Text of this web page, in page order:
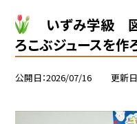
いずみ学級
ろこぶジュースを作
公開日 2026/07/16 更新日